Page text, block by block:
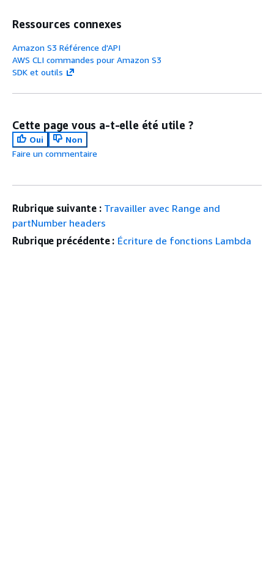
Ressources connexes
Amazon S3 Référence d'API
AWS CLI commandes pour Amazon S3
SDK et outils
Cette page vous a-t-elle été utile ?
Oui
Non
Faire un commentaire
Rubrique suivante : Travailler avec Range and
partNumber headers
Rubrique précédente : Écriture de fonctions Lambda